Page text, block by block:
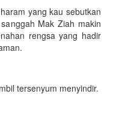
yang kau sebutkan
Mak Ziah makin
rengsa yang hadir
tersenyum menyindir.